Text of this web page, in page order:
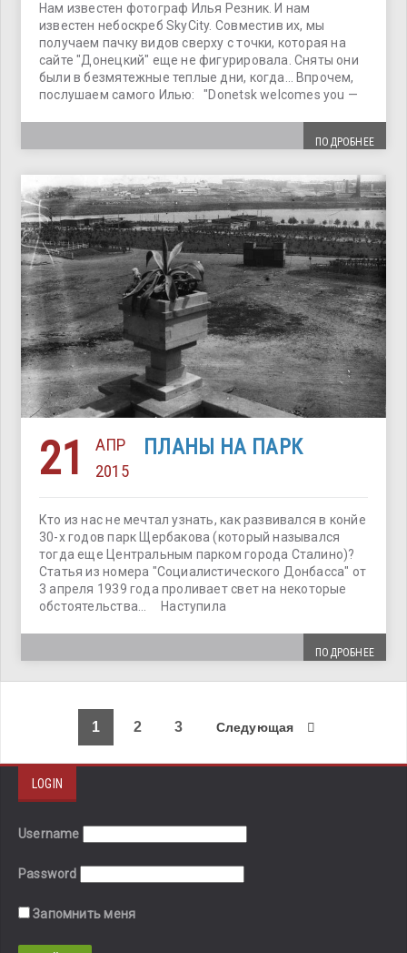
Нам известен фотограф Илья Резник. И нам
известен небоскреб SkyCity. Совместив их, мы
получаем пачку видов сверху с точки, которая на
сайте "Донецкий" еще не фигурировала. Сняты они
были в безмятежные теплые дни, когда… Впрочем,
послушаем самого Илью: "Donetsk welcomes you —
ПОДРОБНЕЕ
21
АПР
2015
ПЛАНЫ НА ПАРК
Кто из нас не мечтал узнать, как развивался в конйе
30-х годов парк Щербакова (который назывался
тогда еще Центральным парком города Сталино)?
Статья из номера "Социалистического Донбасса" от
3 апреля 1939 года проливает свет на некоторые
обстоятельства… Наступила
ПОДРОБНЕЕ
1 2 3 Следующая
LOGIN
Username
Password
Запомнить меня